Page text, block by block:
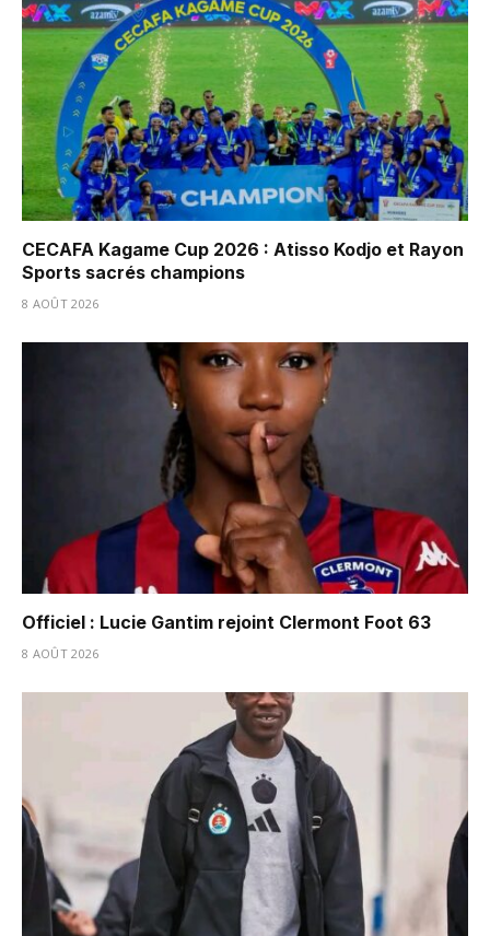
CECAFA Kagame Cup 2026 : Atisso Kodjo et Rayon
Sports sacrés champions
8 AOÛT 2026
Officiel : Lucie Gantim rejoint Clermont Foot 63
8 AOÛT 2026